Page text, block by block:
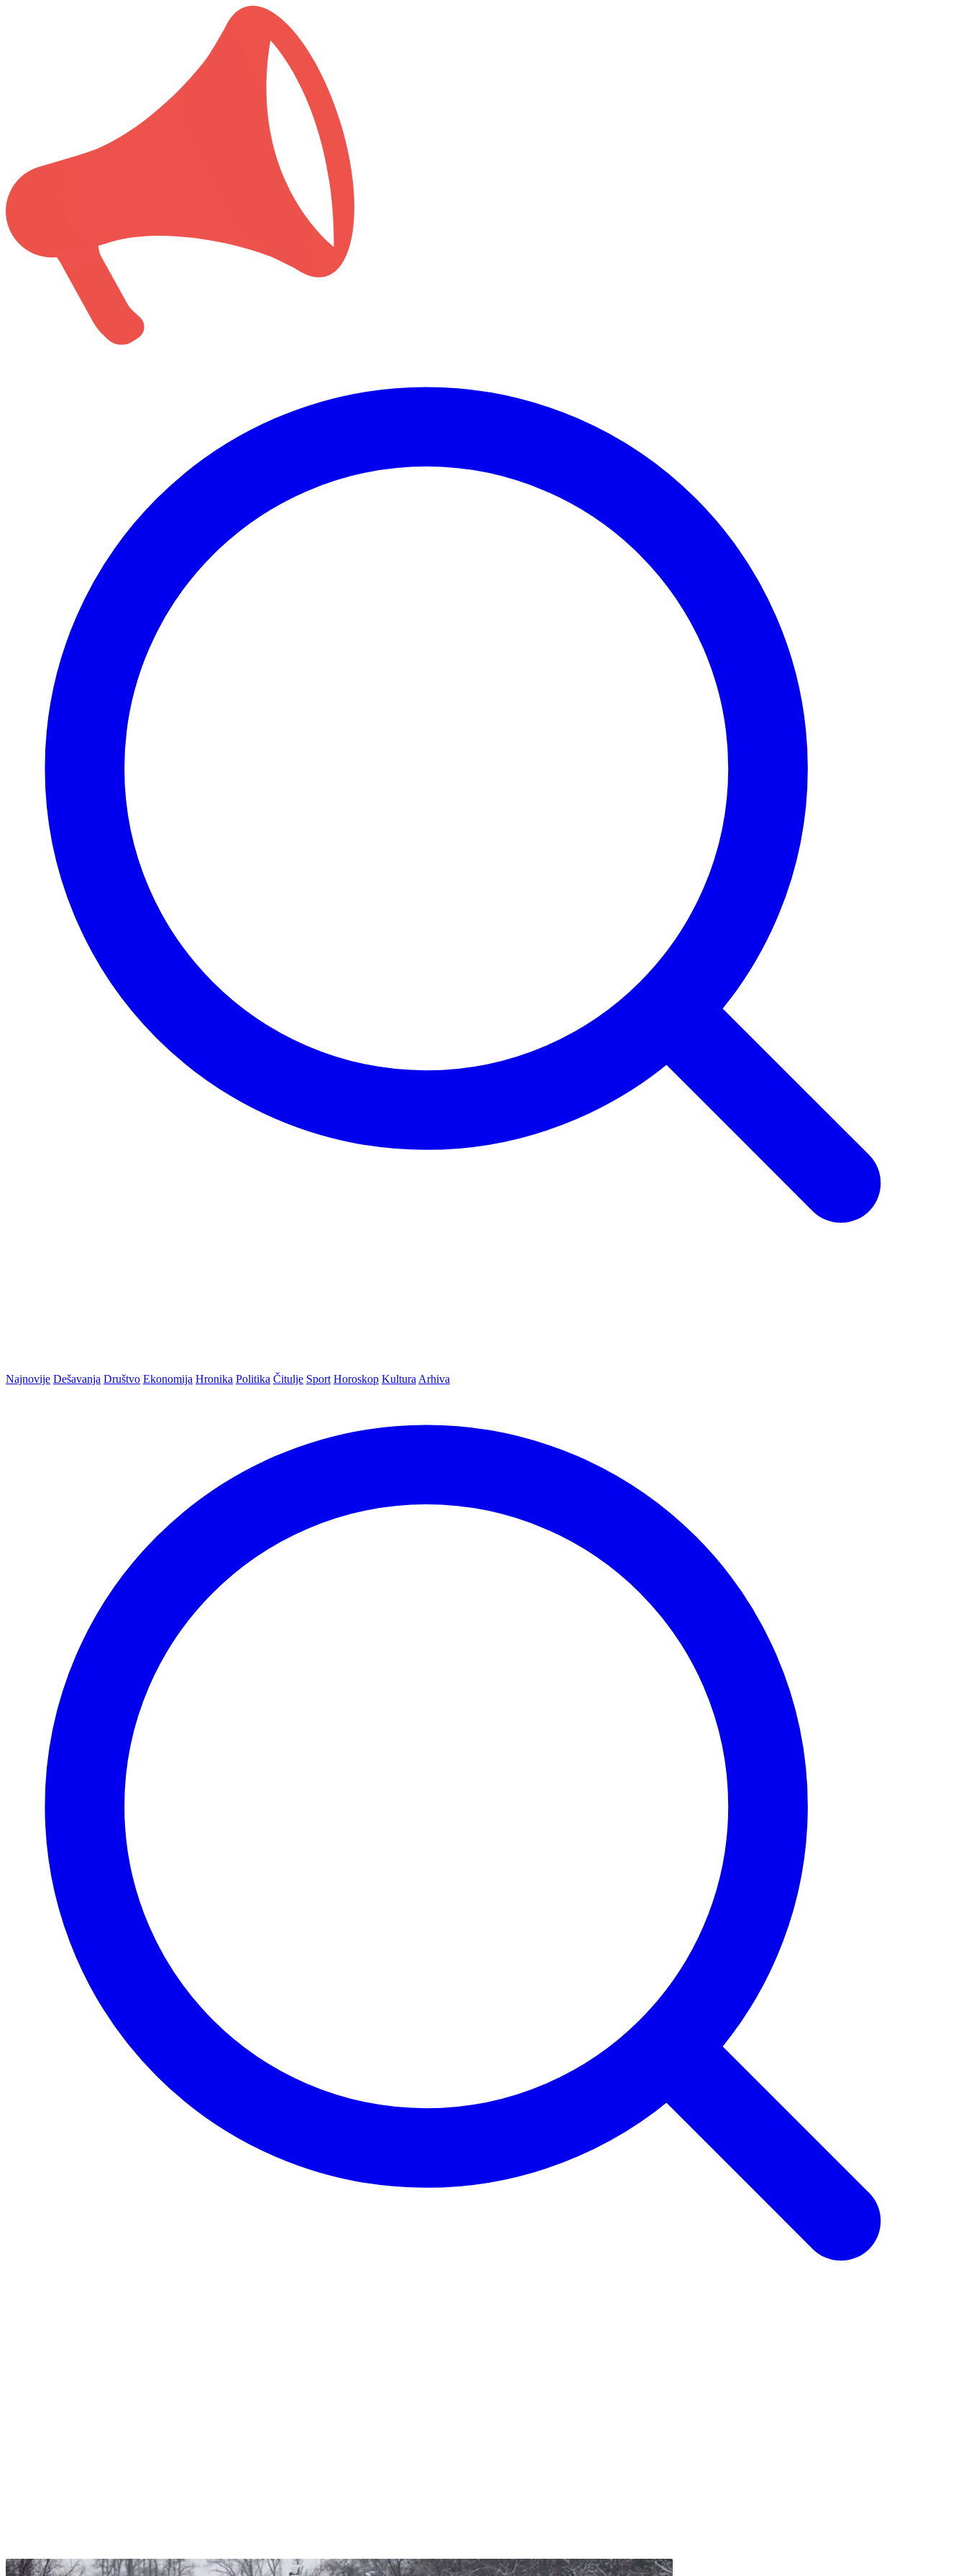
Najnovije Dešavanja Društvo Ekonomija Hronika Politika Čitulje Sport Horoskop Kultura Arhiva